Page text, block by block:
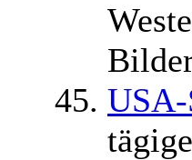
USA-